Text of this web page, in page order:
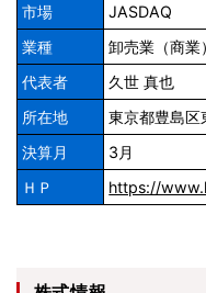
市場
JASDAQ
業種
卸売業（商業）
代表者
久世 真也
所在地
東京都豊島
決算月
3月
ＨＰ
https://